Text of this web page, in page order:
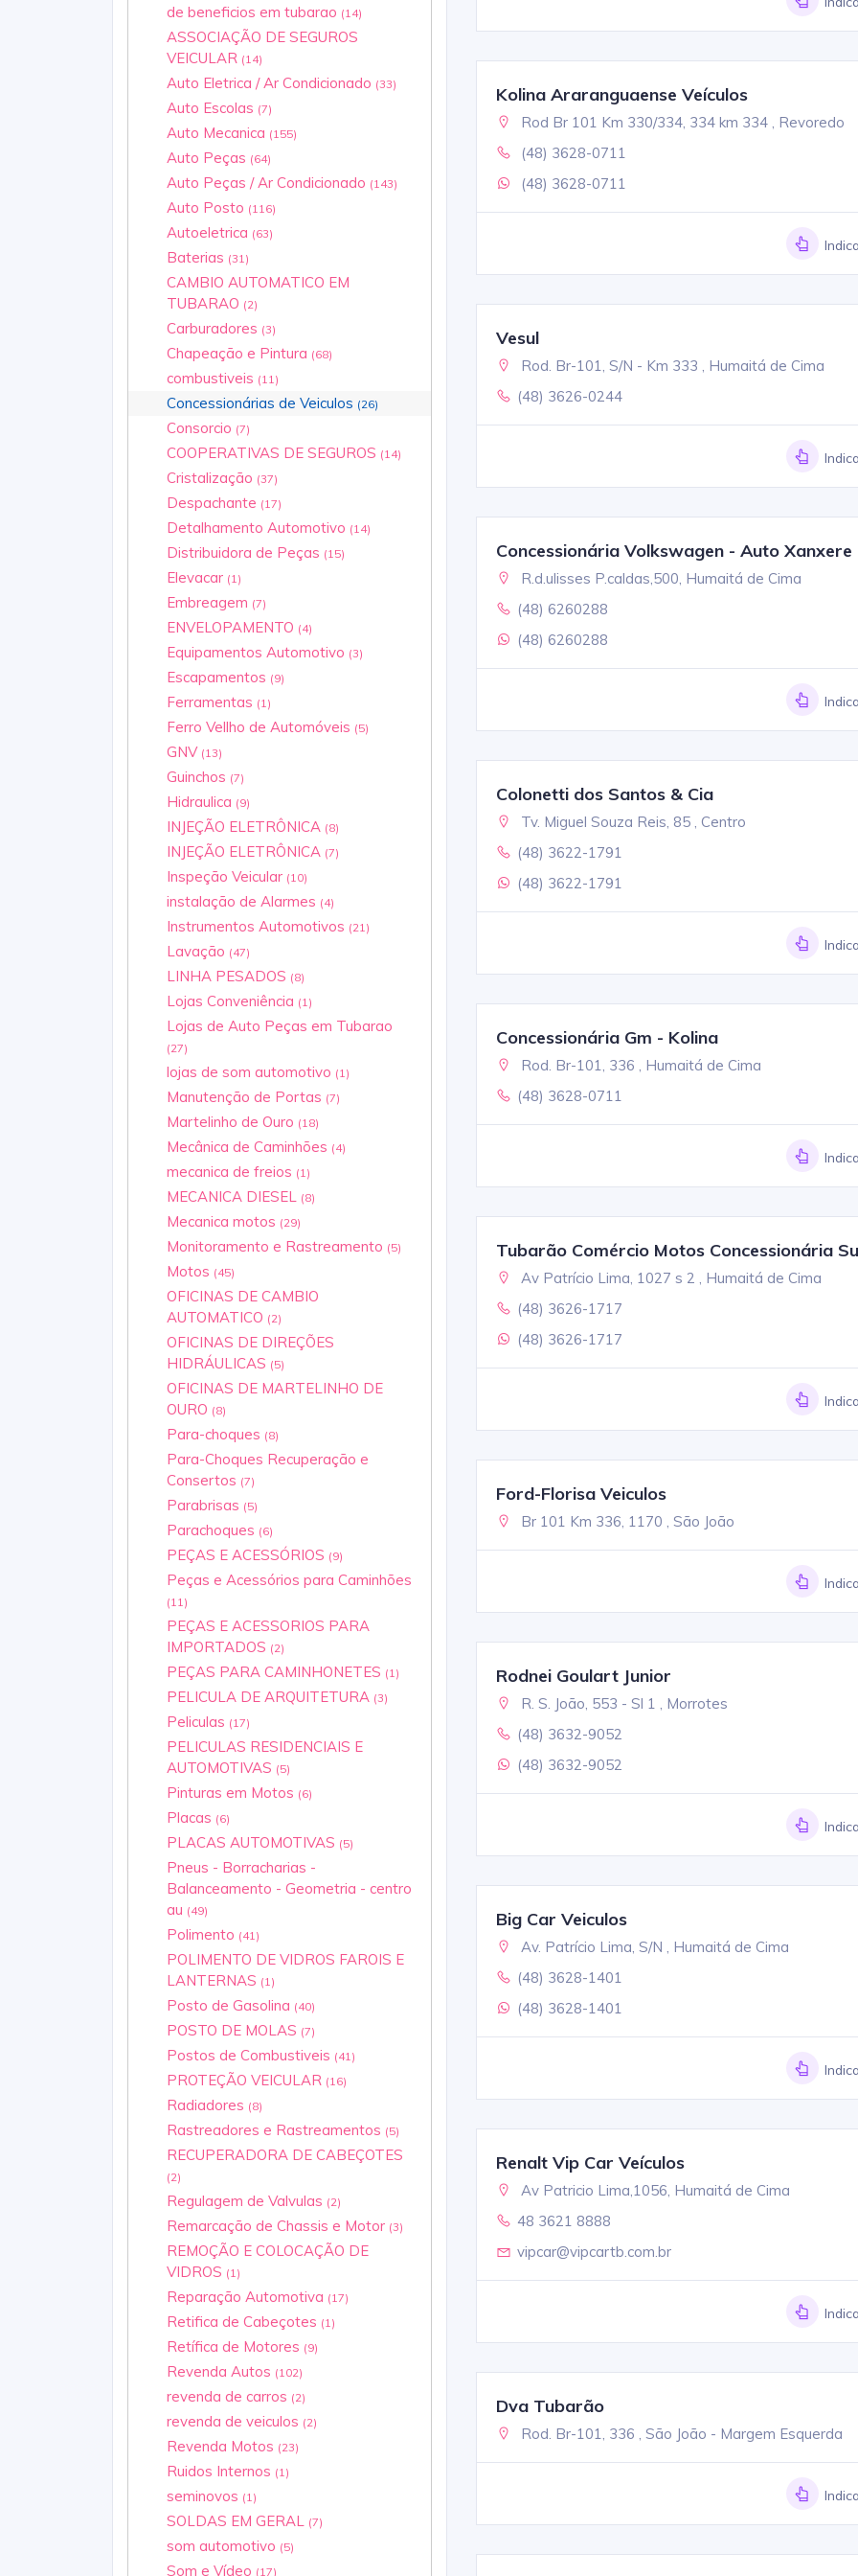
de beneficios em tubarao (14)
ASSOCIAÇÃO DE SEGUROS
VEICULAR (14)
Auto Eletrica / Ar Condicionado (33)
Auto Escolas (7)
Auto Mecanica (155)
Auto Peças (64)
Auto Peças / Ar Condicionado (143)
Auto Posto (116)
Autoeletrica (63)
Baterias (31)
CAMBIO AUTOMATICO EM
TUBARAO (2)
Carburadores (3)
Chapeação e Pintura (68)
combustiveis (11)
Concessionárias‎ de Veiculos (26)
Consorcio (7)
COOPERATIVAS DE SEGUROS (14)
Cristalização (37)
Despachante (17)
Detalhamento Automotivo (14)
Distribuidora de Peças (15)
Elevacar (1)
Embreagem (7)
ENVELOPAMENTO (4)
Equipamentos Automotivo (3)
Escapamentos (9)
Ferramentas (1)
Ferro Vellho de Automóveis (5)
GNV (13)
Guinchos (7)
Hidraulica (9)
INJEÇÃO ELETRÔNICA (8)
INJEÇÃO ELETRÔNICA (7)
Inspeção Veicular (10)
instalação de Alarmes (4)
Instrumentos Automotivos (21)
Lavação (47)
LINHA PESADOS (8)
Lojas Conveniência (1)
Lojas de Auto Peças em Tubarao
(27)
lojas de som automotivo (1)
Manutenção de Portas (7)
Martelinho de Ouro (18)
Mecânica de Caminhões (4)
mecanica de freios (1)
MECANICA DIESEL (8)
Mecanica motos (29)
Monitoramento e Rastreamento (5)
Motos (45)
OFICINAS DE CAMBIO
AUTOMATICO (2)
OFICINAS DE DIREÇÕES
HIDRÁULICAS (5)
OFICINAS DE MARTELINHO DE
OURO (8)
Para-choques (8)
Para-Choques Recuperação e
Consertos (7)
Parabrisas (5)
Parachoques (6)
PEÇAS E ACESSÓRIOS (9)
Peças e Acessórios para Caminhões
(11)
PEÇAS E ACESSORIOS PARA
IMPORTADOS (2)
PEÇAS PARA CAMINHONETES (1)
PELICULA DE ARQUITETURA (3)
Peliculas (17)
PELICULAS RESIDENCIAIS E
AUTOMOTIVAS (5)
Pinturas em Motos (6)
Placas (6)
PLACAS AUTOMOTIVAS (5)
Pneus - Borracharias -
Balanceamento - Geometria - centro
au (49)
Polimento (41)
POLIMENTO DE VIDROS FAROIS E
LANTERNAS (1)
Posto de Gasolina (40)
POSTO DE MOLAS (7)
Postos de Combustiveis (41)
PROTEÇÃO VEICULAR (16)
Radiadores (8)
Rastreadores e Rastreamentos (5)
RECUPERADORA DE CABEÇOTES
(2)
Regulagem de Valvulas (2)
Remarcação de Chassis e Motor (3)
REMOÇÃO E COLOCAÇÃO DE
VIDROS (1)
Reparação Automotiva (17)
Retifica de Cabeçotes (1)
Retífica de Motores (9)
Revenda Autos (102)
revenda de carros (2)
revenda de veiculos (2)
Revenda Motos (23)
Ruidos Internos (1)
seminovos (1)
SOLDAS EM GERAL (7)
som automotivo (5)
Som e Vídeo (17)
Kolina Araranguaense Veículos
Rod Br 101 Km 330/334, 334 km 334 , Revoredo
(48) 3628-0711
(48) 3628-0711
Vesul
Rod. Br-101, S/N - Km 333 , Humaitá de Cima
(48) 3626-0244
Concessionária Volkswagen - Auto Xanxere
R.d.ulisses P.caldas,500, Humaitá de Cima
(48) 6260288
(48) 6260288
Colonetti dos Santos & Cia
Tv. Miguel Souza Reis, 85 , Centro
(48) 3622-1791
(48) 3622-1791
Concessionária Gm - Kolina
Rod. Br-101, 336 , Humaitá de Cima
(48) 3628-0711
Tubarão Comércio Motos Concessionária
Av Patrício Lima, 1027 s 2 , Humaitá de Cima
(48) 3626-1717
(48) 3626-1717
Ford-Florisa Veiculos
Br 101 Km 336, 1170 , São João
Rodnei Goulart Junior
R. S. João, 553 - Sl 1 , Morrotes
(48) 3632-9052
(48) 3632-9052
Big Car Veiculos
Av. Patrício Lima, S/N , Humaitá de Cima
(48) 3628-1401
(48) 3628-1401
Renalt Vip Car Veículos
Av Patricio Lima,1056, Humaitá de Cima
48 3621 8888
vipcar@vipcartb.com.br
Dva Tubarão
Rod. Br-101, 336 , São João - Margem Esquerda